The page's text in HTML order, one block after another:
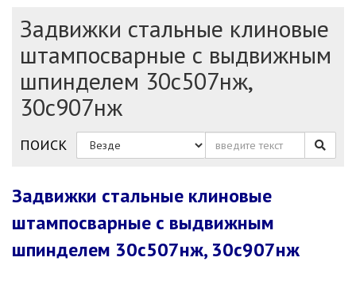
Задвижки стальные клиновые
штампосварные с выдвижным
шпинделем 30с507нж,
30с907нж
ПОИСК
Задвижки стальные клиновые
штампосварные с выдвижным
шпинделем 30с507нж, 30с907нж